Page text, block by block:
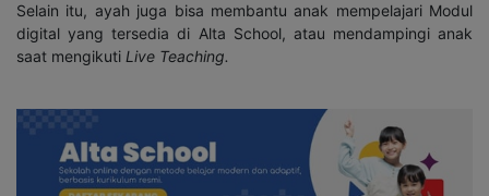
Selain itu, ayah juga bisa membantu anak mempelajari Modul
digital yang tersedia di Alta School, atau mendampingi anak
saat mengikuti Live Teaching.